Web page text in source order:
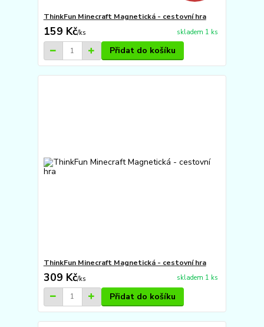
ThinkFun Minecraft Magnetická - cestovní hra
159 Kč/ks skladem 1 ks
Přidat do košíku
ThinkFun Minecraft Magnetická - cestovní hra
309 Kč/ks skladem 1 ks
Přidat do košíku